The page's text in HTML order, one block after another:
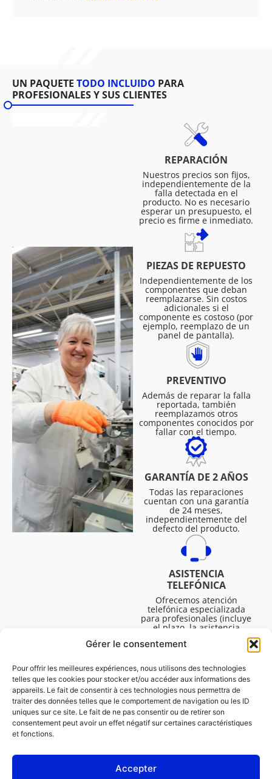
Gérer le consentement
Pour offrir les meilleures expériences, nous utilisons des technologies
telles que les cookies pour stocker et/ou accéder aux informations des
appareils. Le fait de consentir à ces technologies nous permettra de
traiter des données telles que le comportement de navigation ou les ID
uniques sur ce site. Le fait de ne pas consentir ou de retirer son
consentement peut avoir un effet négatif sur certaines caractéristiques
et fonctions.
Accepter
UN PAQUETE TODO INCLUIDO PARA
PROFESIONALES Y SUS CLIENTES
REPARACIÓN
Nuestros precios son fijos,
independientemente de la
falla detectada en el
producto. No es necesario
esperar un presupuesto, el
precio es firme e inmediato.
PIEZAS DE REPUESTO
Independientemente de los
componentes que deban
reemplazarse. Sin costos
adicionales si el
componente es costoso (por
ejemplo, reemplazo de un
panel de pantalla).
PREVENTIVO
Además de reparar la falla
reportada, también
reemplazamos otros
componentes conocidos por
fallar con el tiempo.
GARANTÍA DE 2 AÑOS
Todas las reparaciones
cuentan con una garantía
de 24 meses,
independientemente del
defecto del producto.
ASISTENCIA
TELEFÓNICA
Ofrecemos atención
telefónica especializada
para profesionales (incluye
el plazo, la asistencia
técnica, etc.). El horario es
de lunes a viernes de 08:30